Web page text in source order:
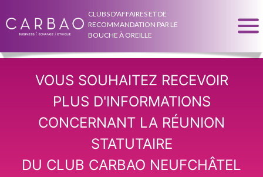
CLUBS D'AFFAIRES ET DE
RECOMMANDATION PAR LE
BOUCHE À OREILLE
VOUS SOUHAITEZ RECEVOIR
PLUS D'INFORMATIONS
CONCERNANT LA RÉUNION
STATUTAIRE
DU CLUB CARBAO NEUFCHÂTEL